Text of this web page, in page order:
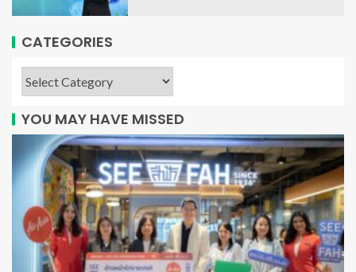
CATEGORIES
YOU MAY HAVE MISSED